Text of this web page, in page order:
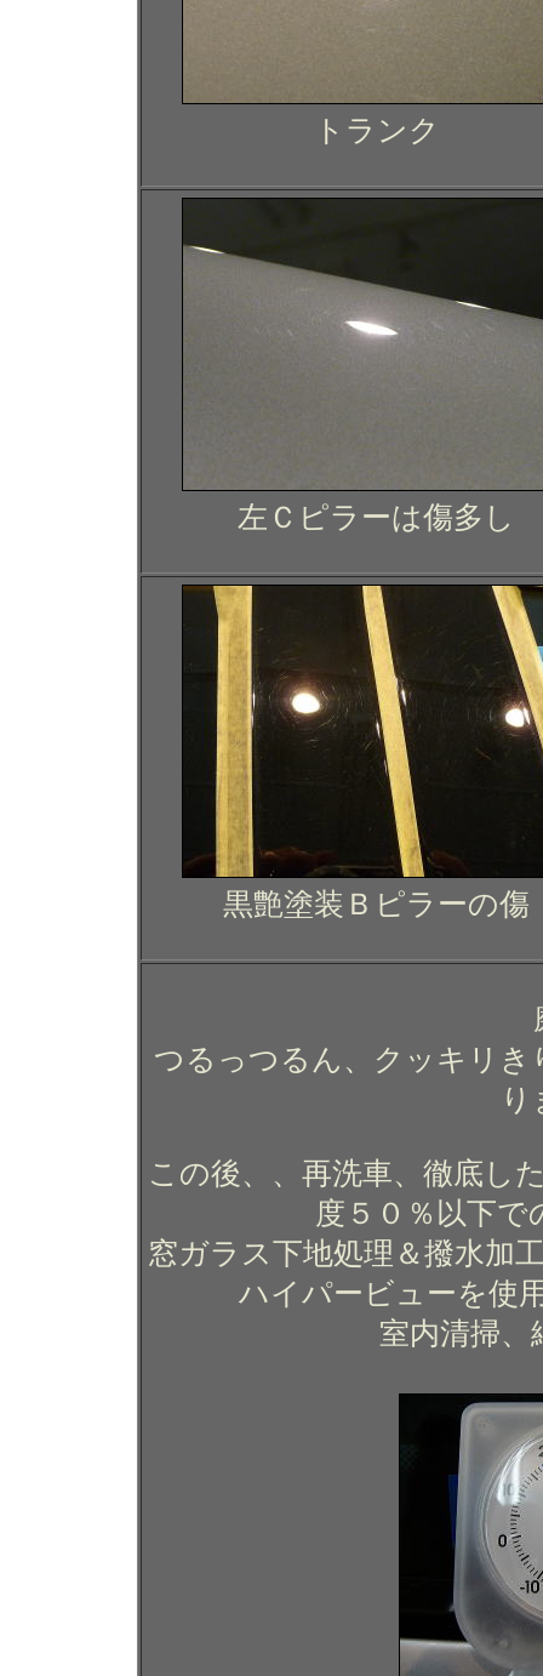
トランク
左Ｃピラーは傷多し
黒艶塗装Ｂピラーの傷
つるっつるん、クッキリ
り
この後、、再洗車、徹底し
度５０％以下
窓ガラス下地処理＆撥水加
ハイパービューを使
室内清掃、